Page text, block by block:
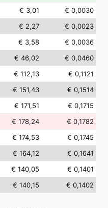
€ 3,01
€ 0,0030
€ 2,27
€ 0,0023
€ 3,58
€ 0,0036
€ 46,02
€ 0,0460
€ 112,13
€ 0,1121
€ 151,43
€ 0,1514
€ 171,51
€ 0,1715
€ 178,24
€ 0,1782
€ 174,53
€ 0,1745
€ 164,12
€ 0,1641
€ 140,05
€ 0,1401
€ 140,15 € 0,1402